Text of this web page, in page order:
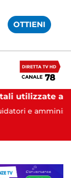
OTTIENI
e amministratori